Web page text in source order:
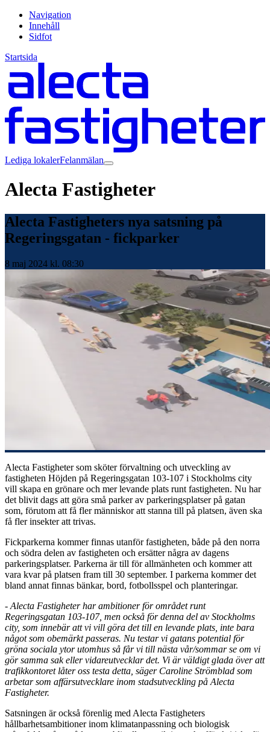
Navigation
Innehåll
Sidfot
Startsida
Lediga lokalerFelanmälan
Alecta Fastigheter
Alecta Fastigheters nya satsning på
Regeringsgatan - fickparker
8 maj 2024 kl. 08:30
Alecta Fastigheter som sköter förvaltning och utveckling av
fastigheten Höjden på Regeringsgatan 103-107 i Stockholms city
vill skapa en grönare och mer levande plats runt fastigheten. Nu har
det blivit dags att göra små parker av parkeringsplatser på gatan
som, förutom att få fler människor att stanna till på platsen, även ska
få fler insekter att trivas.
Fickparkerna kommer finnas utanför fastigheten, både på den norra
och södra delen av fastigheten och ersätter några av dagens
parkeringsplatser. Parkerna är till för allmänheten och kommer att
vara kvar på platsen fram till 30 september. I parkerna kommer det
bland annat finnas bänkar, bord, fotbollsspel och planteringar.
- Alecta Fastigheter har ambitioner för området runt
Regeringsgatan 103-107, men också för denna del av Stockholms
city, som innebär att vi vill göra det till en levande plats, inte bara
något som obemärkt passeras. Nu testar vi gatans potential för
gröna sociala ytor utomhus så får vi till nästa vår/sommar se om vi
gör samma sak eller vidareutvecklar det. Vi är väldigt glada över att
trafikkontoret låter oss testa detta, säger Caroline Strömblad som
arbetar som affärsutvecklare inom stadsutveckling på Alecta
Fastigheter.
Satsningen är också förenlig med Alecta Fastigheters
hållbarhetsambitioner inom klimatanpassning och biologisk